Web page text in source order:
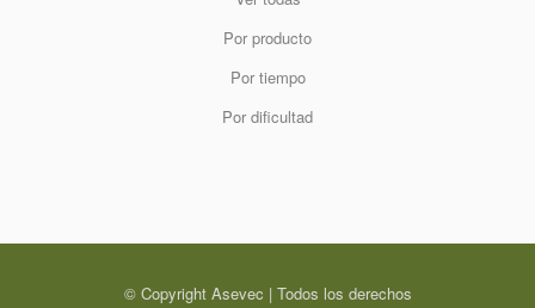
Por producto
Por tiempo
Por dificultad
© Copyright Asevec | Todos los derechos